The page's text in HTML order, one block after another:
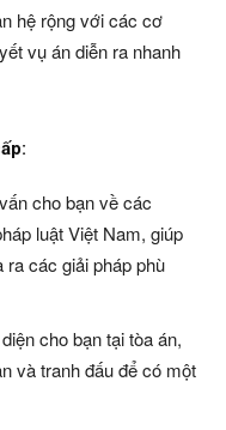
hệ rộng với các cơ
vụ án diễn ra nhanh
cho bạn về các
luật Việt Nam, giúp
các giải pháp phù
cho bạn tại tòa án,
và tranh đấu để có một